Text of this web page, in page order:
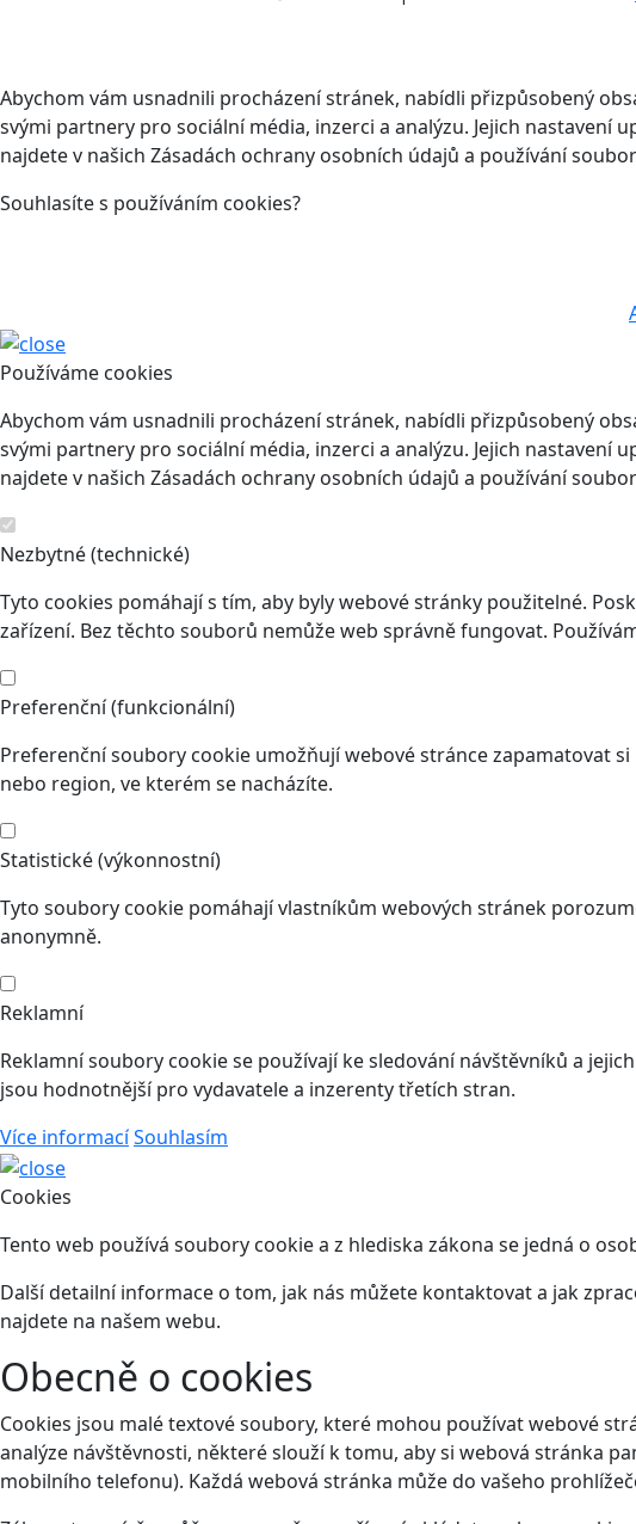
Abychom vám usnadnili procházení stránek, nabídli přizpůsobený
svými partnery pro sociální média, inzerci a analýzu. Jejich
najdete v našich Zásadách ochrany osobních údajů a používání
Souhlasíte s používáním cookies?
Používáme cookies
Abychom vám usnadnili procházení stránek, nabídli přizpůsobený
svými partnery pro sociální média, inzerci a analýzu. Jejich
najdete v našich Zásadách ochrany osobních údajů a používání
Nezbytné (technické)
Tyto cookies pomáhají s tím, aby byly webové stránky použitelné.
zařízení. Bez těchto souborů nemůže web správně fungovat.
Preferenční (funkcionální)
Preferenční soubory cookie umožňují webové stránce zapamatovat
nebo region, ve kterém se nacházíte.
Statistické (výkonnostní)
Tyto soubory cookie pomáhají vlastníkům webových stránek
anonymně.
Reklamní
Reklamní soubory cookie se používají ke sledování návštěvníků a
jsou hodnotnější pro vydavatele a inzerenty třetích stran.
Více informacíSouhlasím
Cookies
Tento web používá soubory cookie a z hlediska zákona se jedná o
Další detailní informace o tom, jak nás můžete kontaktovat a jak
najdete na našem webu.
Obecně o cookies
Cookies jsou malé textové soubory, které mohou používat webové
analýze návštěvnosti, některé slouží k tomu, aby si webová stránka
mobilního telefonu). Každá webová stránka může do vašeho